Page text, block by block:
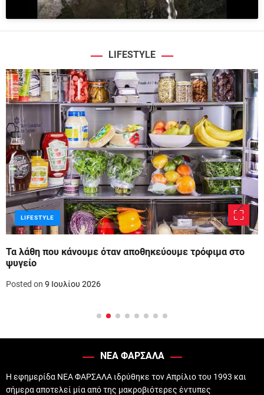
LIFESTYLE
LIFESTYLE
Τα λάθη που κάνουμε όταν αποθηκεύουμε τρόφιμα στο
ψυγείο
Posted on 9 Ιουλίου 2026
ΝΕΑ ΦΑΡΣΑΛΑ
Η εφημερίδα ΝΕΑ ΦΑΡΣΑΛΑ ιδρύθηκε τον Απρίλιο του 1993 και
σήμερα αποτελεί μία από της μακροβιότερες έντυπες